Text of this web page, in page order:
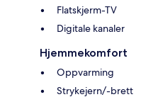
Flatskjerm-TV
Digitale kanaler
Hjemmekomfort
Oppvarming
Strykejern/-brett